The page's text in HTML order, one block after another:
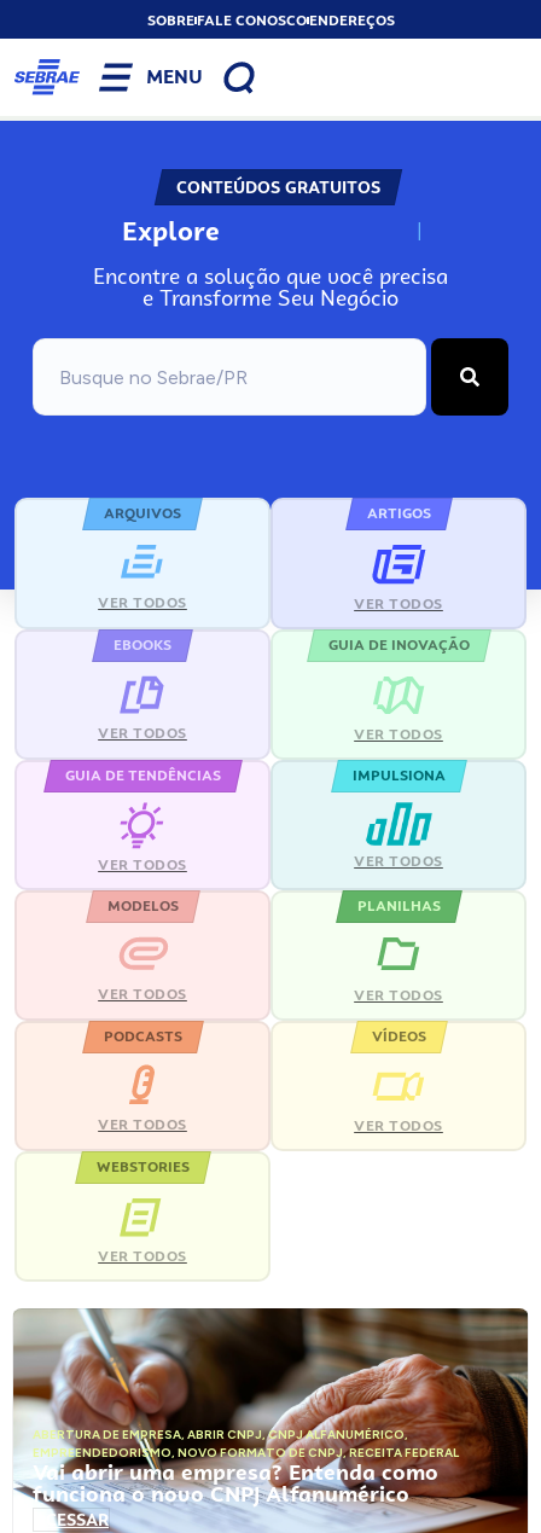
SOBREFALE CONOSCOENDEREÇOS
MENU
CONTEÚDOS GRATUITOS
Explore N
Encontre a solução que você precisa
e Transforme Seu Negócio
ARQUIVOS
VER TODOS
ARTIGOS
VER TODOS
EBOOKS
VER TODOS
GUIA DE INOVAÇÃO
VER TODOS
GUIA DE TENDÊNCIAS
VER TODOS
IMPULSIONA
VER TODOS
MODELOS
VER TODOS
PLANILHAS
VER TODOS
PODCASTS
VER TODOS
VÍDEOS
VER TODOS
WEBSTORIES
VER TODOS
ABERTURA DE EMPRESA, ABRIR CNPJ,CNPJ ALFANUMÉRICO,
EMPREENDEDORISMO, NOVO FORMATO DE CNPJ,RECEITA FEDERAL
Vai abrir uma empresa? Entenda como
funciona o novo CNPJ Alfanumérico
ACESSAR